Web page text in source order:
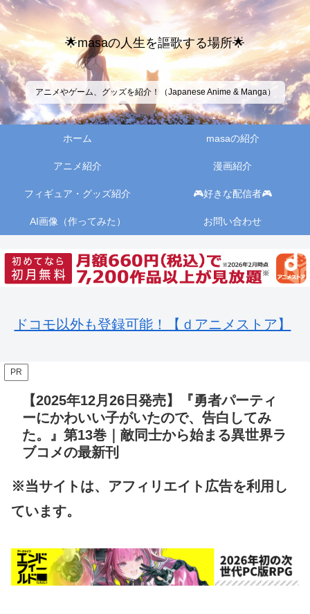
🌟masaの人生を謳歌する場所🌟
アニメやゲーム、グッズを紹介！（Japanese Anime & Manga）
ホーム masaの紹介
アニメ紹介 漫画紹介
フィギュア・グッズ紹介 🎮好きな配信者🎮
AI画像（作ってみた） お問い合わせ
ドコモ以外も登録可能！【ｄアニメストア】
PR
【2025年12月26日発売】『勇者パーティ
ーにかわいい子がいたので、告白してみ
た。』第13巻｜敵同士から始まる異世界ラ
ブコメの最新刊
※当サイトは、アフィリエイト広告を利用し
ています。